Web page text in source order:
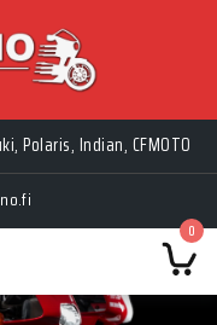
Polaris, Indian, CFMOTO
0